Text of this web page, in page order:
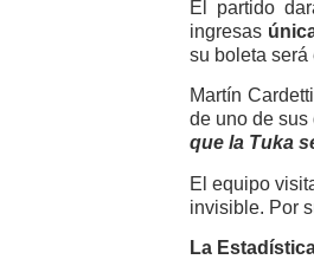
El partido
ingresas
su boleta será
Martín
de uno de sus
que la Tuka
El equipo
invisible. Por
La